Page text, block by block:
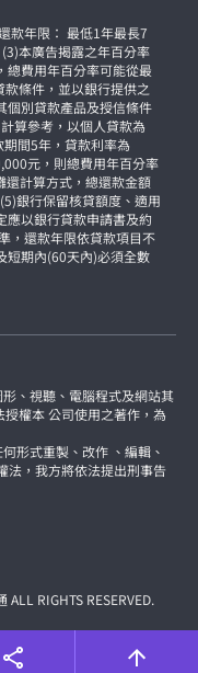
款年限： 最低1年最長7
本廣告揭露之年百分率
總費用年百分率可能從最
條件，並以銀行提供之
個別貸款產品及授信條件
算參考，以個人貸款為
間5年，貸款利率為
元，則總費用年百分率
計算方式，總還款金額
銀行保留核貸額度、適用
應以銀行貸款申請書及約
，還款年限依貸款項目不
短期內(60天內)必須全數
、視聽、電腦程式及網站其
權本 公司使用之著作，為
形式重製、改作 、編輯、
法，我方將依法提出刑事告
RIGHTS RESERVED.